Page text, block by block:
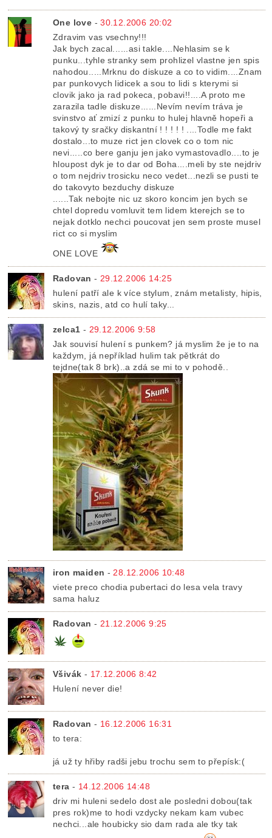
One love -30.12.2006 20:02
Zdravim vas vsechny!!!
Jak bych zacal......asi takle....Nehlasim se k
punku...tyhle stranky sem prohlizel vlastne jen spis
nahodou.....Mrknu do diskuze a co to vidim....Znam
par punkovych lidicek a sou to lidi s kterymi si
clovik jako ja rad pokeca, pobavi!!....A proto me
zarazila tadle diskuze......Nevím nevím tráva je
svinstvo ať zmizí z punku to hulej hlavně hopeři a
takový ty sračky diskantní ! ! ! ! ! ....Todle me fakt
dostalo...to muze rict jen clovek co o tom nic
nevi.....co bere ganju jen jako vymastovadlo....to je
hloupost dyk je to dar od Boha....meli by ste nejdriv
o tom nejdriv trosicku neco vedet...nezli se pusti te
do takovyto bezduchy diskuze
......Tak nebojte nic uz skoro koncim jen bych se
chtel dopredu vomluvit tem lidem kterejch se to
nejak dotklo nechci poucovat jen sem proste musel
rict co si myslim
ONE LOVE
Radovan - 29.12.2006 14:25
hulení patří ale k více stylum, znám metalisty, hipis,
skins, nazis, atd co hulí taky...
zelca1 - 29.12.2006 9:58
Jak souvisí hulení s punkem? já myslim že je to na
každym, já nepříklad hulim tak pětkrát do
tejdne(tak 8 brk)..a zdá se mi to v pohodě..
iron maiden -28.12.2006 10:48
viete preco chodia pubertaci do lesa vela travy
sama haluz
Radovan - 21.12.2006 9:25
Všivák - 17.12.2006 8:42
Hulení never die!
Radovan - 16.12.2006 16:31
to tera:
já už ty hřiby radši jebu trochu sem to přepísk:(
tera - 14.12.2006 14:48
driv mi huleni sedelo dost ale posledni dobou(tak
pres rok)me to hodi vzdycky nekam kam vubec
nechci...ale houbicky sio dam rada ale tky tak